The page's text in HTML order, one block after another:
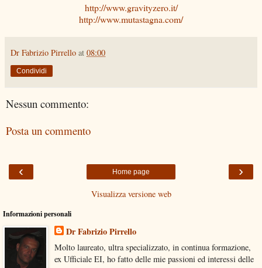
http://www.gravityzero.it/
http://www.mutastagna.com/
Dr Fabrizio Pirrello at 08:00
Condividi
Nessun commento:
Posta un commento
‹ ›
Home page
Visualizza versione web
Informazioni personali
Dr Fabrizio Pirrello
Molto laureato, ultra specializzato, in continua formazione,
ex Ufficiale EI, ho fatto delle mie passioni ed interessi delle